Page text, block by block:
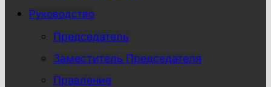
Руководство
Председатель
Заместитель Председателя
Правление